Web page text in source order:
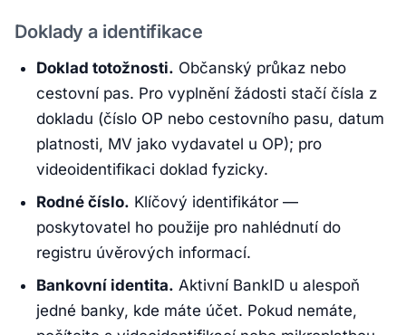
Doklady a identifikace
Doklad totožnosti. Občanský průkaz nebo
cestovní pas. Pro vyplnění žádosti stačí čísla z
dokladu (číslo OP nebo cestovního pasu, datum
platnosti, MV jako vydavatel u OP); pro
videoidentifikaci doklad fyzicky.
Rodné číslo. Klíčový identifikátor —
poskytovatel ho použije pro nahlédnutí do
registru úvěrových informací.
Bankovní identita. Aktivní BankID u alespoň
jedné banky, kde máte účet. Pokud nemáte,